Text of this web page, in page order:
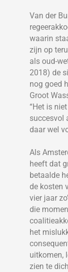
Van der
waarin
zijn op
als oud-
2018) de
nog goed
Groot
“Het is
succesvol
daar wel
Als
heeft dat
betaalde
de kosten
vier jaar
die
het
uitkomen,
zien te